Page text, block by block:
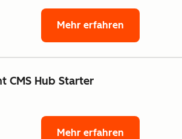
Mehr erfahren
CMS Hub Starter
Mehr erfahren